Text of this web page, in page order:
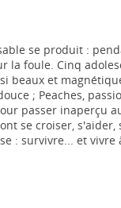
se produit :
la foule. Cinq
beaux et
; Peaches,
passer inaperçu
se croiser, s'aider,
: survivre... et vivre